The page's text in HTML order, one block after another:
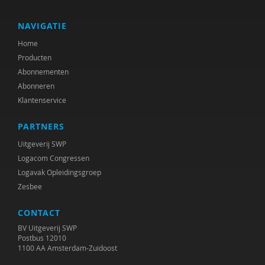
Bas Levering
Gerine Lodder
Peter Lorkeers
Els Noorlander
R. M. Pasco Fearon
Jannette Prins
Gabriël Prinsenberg
Erik Rijntjes
Ko Rink
NAVIGATIE
Home
Producten
Abonnementen
Abonneren
Klantenservice
PARTNERS
Uitgeverij SWP
Logacom Congressen
Logavak Opleidingsgroep
Zesbee
CONTACT
BV Uitgeverij SWP
Postbus 12010
1100 AA Amsterdam-Zuidoost